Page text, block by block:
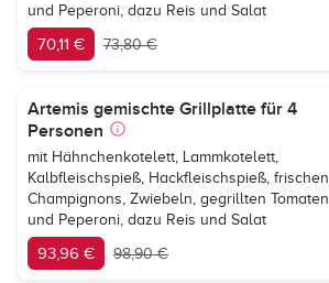
und Peperoni, dazu Reis und Salat
70,11 € 73,80 €
Artemis gemischte Grillplatte für 4
Personen
mit Hähnchenkotelett, Lammkotelett,
Kalbfleischspieß, Hackfleischspieß, frischen
Champignons, Zwiebeln, gegrillten Tomaten
und Peperoni, dazu Reis und Salat
93,96 € 98,90 €